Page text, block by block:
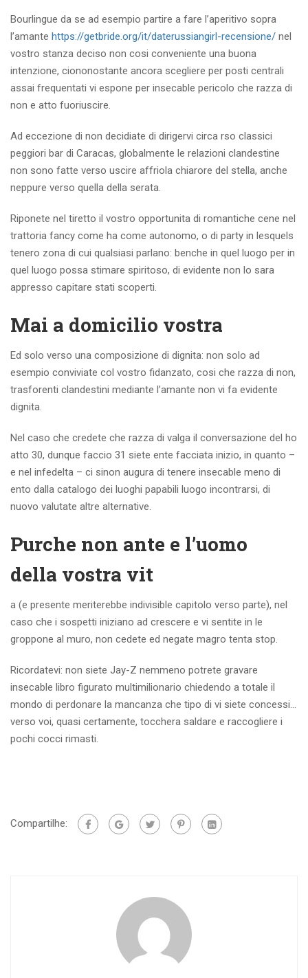
Bourlingue da se ad esempio partire a fare l’aperitivo sopra
l’amante https://getbride.org/it/daterussiangirl-recensione/ nel
vostro stanza deciso non cosi conveniente una buona
intenzione, ciononostante ancora scegliere per posti centrali
assai frequentati vi espone per insecable pericolo che razza di
non e atto fuoriuscire.
Ad eccezione di non decidiate di dirigervi circa rso classici
peggiori bar di Caracas, globalmente le relazioni clandestine
non sono fatte verso uscire affriola chiarore del stella, anche
neppure verso quella della serata.
Riponete nel tiretto il vostro opportunita di romantiche cene nel
trattoria fancy come ha come autonomo, o di party in lesquels
tenero zona di cui qualsiasi parlano: benche in quel luogo per in
quel luogo possa stimare spiritoso, di evidente non lo sara
appresso capitare stati scoperti.
Mai a domicilio vostra
Ed solo verso una composizione di dignita: non solo ad
esempio conviviate col vostro fidanzato, cosi che razza di non,
trasforenti clandestini mediante l’amante non vi fa evidente
dignita.
Nel caso che credete che razza di valga il conversazione del ho
atto 30, dunque faccio 31 siete ente facciata inizio, in quanto –
e nel infedelta – ci sinon augura di tenere insecable meno di
ento dalla catalogo dei luoghi papabili luogo incontrarsi, di
nuovo valutate altre alternative.
Purche non ante e l’uomo
della vostra vit
a (e presente meriterebbe indivisible capitolo verso parte), nel
caso che i sospetti iniziano ad crescere e vi sentite in le
groppone al muro, non cedete ed negate magro tenta stop.
Ricordatevi: non siete Jay-Z nemmeno potrete gravare
insecable libro figurato multimilionario chiedendo a totale il
mondo di perdonare la mancanza che tipo di vi siete concessi…
verso voi, quasi certamente, tocchera saldare e raccogliere i
pochi cocci rimasti.
Compartilhe: